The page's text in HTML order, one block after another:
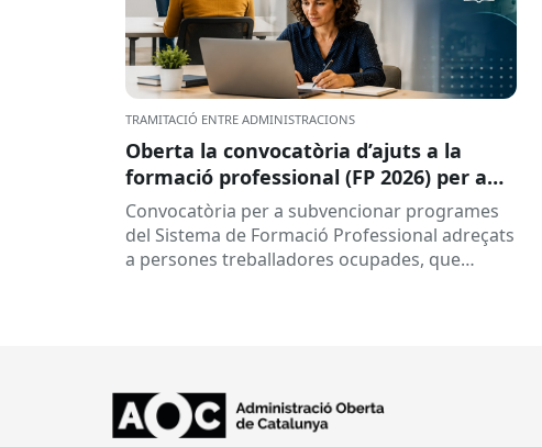
TRAMITACIÓ ENTRE ADMINISTRACIONS
Oberta la convocatòria d’ajuts a la
formació professional (FP 2026) per a
persones treballadores ocupades
Convocatòria per a subvencionar programes
del Sistema de Formació Professional adreçats
a persones treballadores ocupades, que